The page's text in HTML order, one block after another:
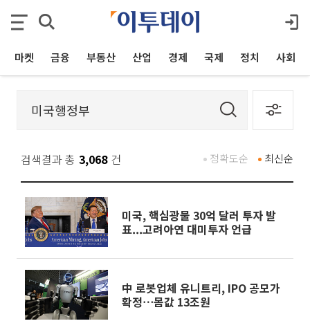
마켓 금융 부동산 산업 경제 국제 정치 사회
검색결과 총 3,068 건 최신순
정확도순
미국, 핵심광물 30억 달러 투자 발
표...고려아연 대미투자 언급
中 로봇업체 유니트리, IPO 공모가
확정⋯몸값 13조원